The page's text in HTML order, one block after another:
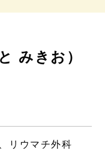
みきお）
リウマチ外科